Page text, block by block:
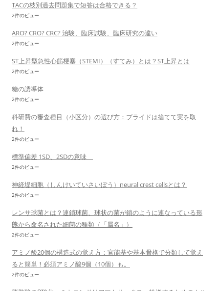
TACの枝別過去問題集で短答は合格できる？
2件のビュー
ARO? CRO? CRC? 治験、臨床試験、臨床研究の違い
2件のビュー
ST上昇型急性心筋梗塞（STEMI）（すてみ）とは？ST上昇とは
2件のビュー
糖の誘導体
2件のビュー
科研費の審査種目（小区分）の選び方：プライドは捨てて実を取
れ！
2件のビュー
標準偏差 1SD、2SDの意味
2件のビュー
神経堤細胞（しんけいていさいぼう）neural crest cellsとは？
2件のビュー
レンサ球菌とは？連鎖球菌、球状の菌が鎖のように連なっている形
態から命名された細菌の種類（「属名」）
2件のビュー
アミノ酸20個の構造式の覚え方：官能基や基本骨格で分類して覚え
ると簡単！必須アミノ酸9個（10個）も。
2件のビュー